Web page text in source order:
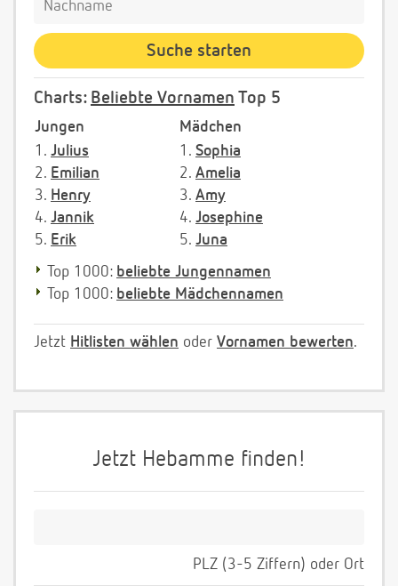
Charts: Beliebte Vornamen Top 5
Jungen
Mädchen
1. Julius
2. Emilian
3. Henry
4. Jannik
5. Erik
1. Sophia
2. Amelia
3. Amy
4. Josephine
5. Juna
Top 1000: beliebte Jungennamen
Top 1000: beliebte Mädchennamen
Jetzt Hitlisten wählen oder Vornamen bewerten.
Jetzt Hebamme finden!
PLZ (3-5 Ziffern) oder Ort